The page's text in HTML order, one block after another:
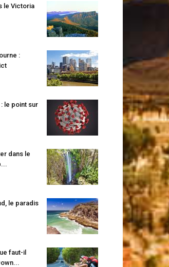
le Victoria
:
le point sur
dans le
le paradis
faut-il